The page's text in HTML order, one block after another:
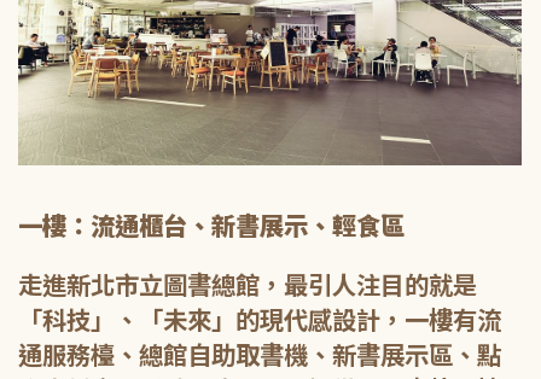
一樓：流通櫃台、新書展示、輕食區
走進新北市立圖書總館，最引人注目的就是
「科技」、「未來」的現代感設計，一樓有流
通服務檯、總館自助取書機、新書展示區、點